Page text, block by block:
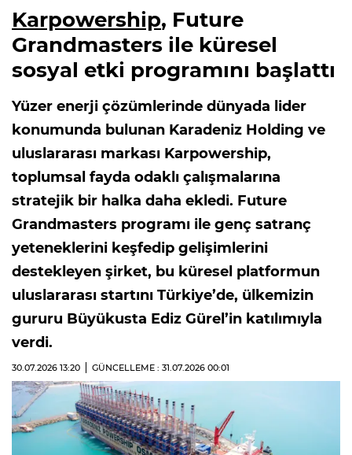
Karpowership, Future
Grandmasters ile küresel
sosyal etki programını başlattı
Yüzer enerji çözümlerinde dünyada lider
konumunda bulunan Karadeniz Holding ve
uluslararası markası Karpowership,
toplumsal fayda odaklı çalışmalarına
stratejik bir halka daha ekledi. Future
Grandmasters programı ile genç satranç
yeteneklerini keşfedip gelişimlerini
destekleyen şirket, bu küresel platformun
uluslararası startını Türkiye’de, ülkemizin
gururu Büyükusta Ediz Gürel’in katılımıyla
verdi.
30.07.2026 13:20 GÜNCELLEME : 31.07.2026 00:01